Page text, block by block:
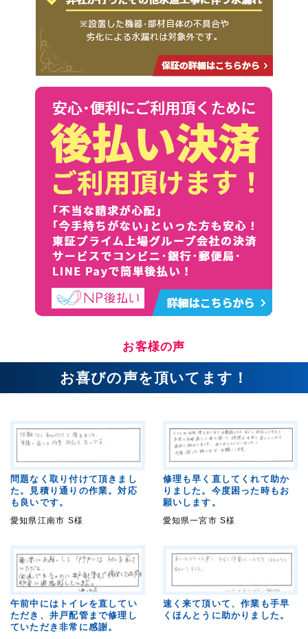
お客様の声
お喜びの声を頂いてます！
問題なく取り付けて頂きまし
た。見積り通りの作業。対応
も良いです。
愛知県江南市 S様
修理も早く直してくれて助か
りました。今度困った時もお
願いします。
愛知県一宮市 S様
午前中にはトイレを直してい
ただき、井戸配管まで修理し
ていただき非常に感謝。
速く来て頂いて、作業も手早
くほんとうに助かりました。